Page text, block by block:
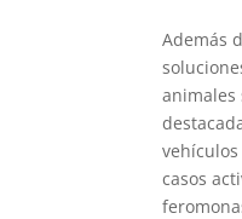
Además
animales
casos